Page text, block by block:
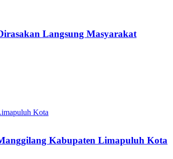
Langsung Masyarakat
Kabupaten Limapuluh Kota